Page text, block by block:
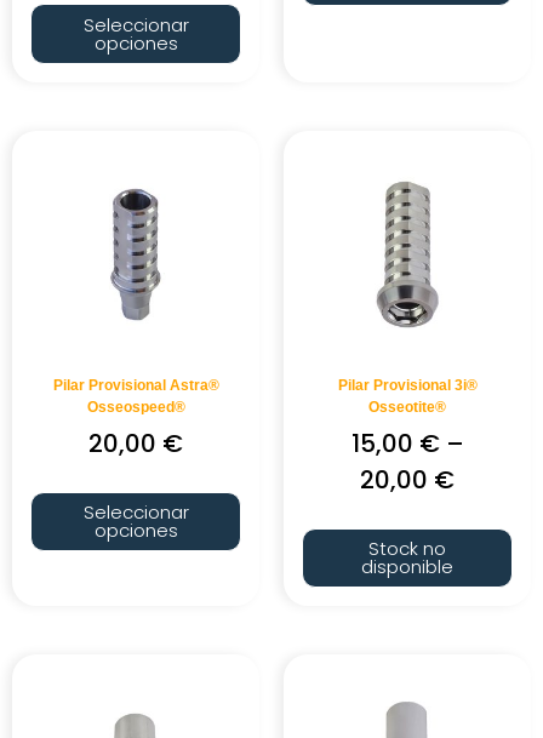
Seleccionar
opciones
Pilar Provisional Astra®
Osseospeed®
20,00 €
Seleccionar
opciones
Pilar Provisional 3i®
Osseotite®
15,00 €–
20,00 €
Stock no
disponible